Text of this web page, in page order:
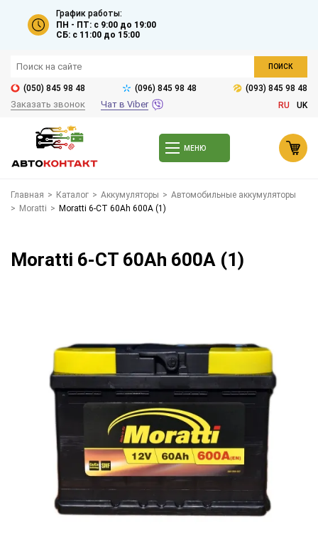
График работы:
ПН - ПТ: с 9:00 до 19:00
СБ: с 11:00 до 15:00
ПОИСК
(050) 845 98 48 (096) 845 98 48 (093) 845 98 48
Заказать звонок Чат в Viber RU UK
МЕНЮ
Главная > Каталог > Аккумуляторы > Автомобильные аккумуляторы
> Moratti > Moratti 6-CT 60Ah 600A (1)
Moratti 6-CT 60Ah 600A (1)